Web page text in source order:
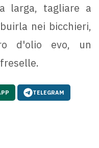
larga, tagliare a
nei bicchieri,
d'olio evo, un
TELEGRAM